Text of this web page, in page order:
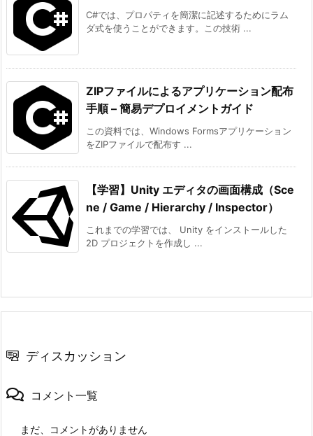
C#では、プロパティを簡潔に記述するためにラム
ダ式を使うことができます。この技術 ...
ZIPファイルによるアプリケーション配布
手順 – 簡易デプロイメントガイド
この資料では、Windows Formsアプリケーション
をZIPファイルで配布す ...
【学習】Unity エディタの画面構成（Sce
ne / Game / Hierarchy / Inspector）
これまでの学習では、 Unity をインストールした
2D プロジェクトを作成し ...
ディスカッション
コメント一覧
まだ、コメントがありません